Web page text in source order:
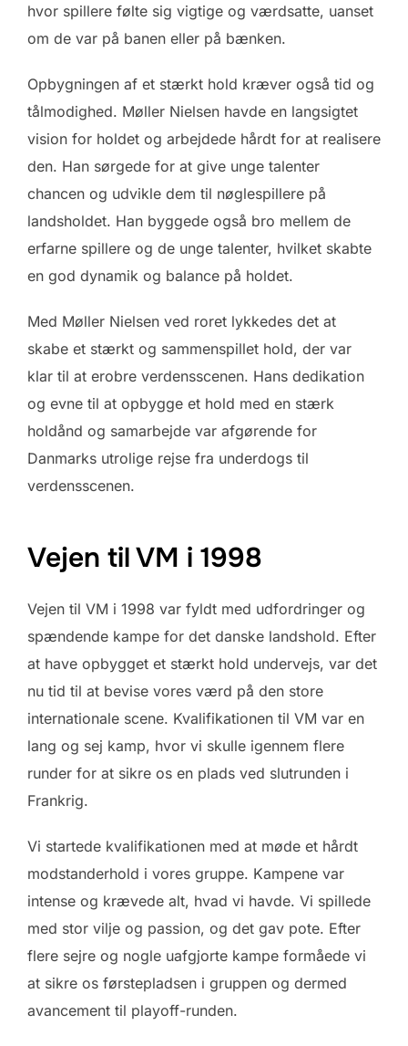
hvor spillere følte sig vigtige og værdsatte, uanset
om de var på banen eller på bænken.
Opbygningen af et stærkt hold kræver også tid og
tålmodighed. Møller Nielsen havde en langsigtet
vision for holdet og arbejdede hårdt for at realisere
den. Han sørgede for at give unge talenter
chancen og udvikle dem til nøglespillere på
landsholdet. Han byggede også bro mellem de
erfarne spillere og de unge talenter, hvilket skabte
en god dynamik og balance på holdet.
Med Møller Nielsen ved roret lykkedes det at
skabe et stærkt og sammenspillet hold, der var
klar til at erobre verdensscenen. Hans dedikation
og evne til at opbygge et hold med en stærk
holdånd og samarbejde var afgørende for
Danmarks utrolige rejse fra underdogs til
verdensscenen.
Vejen til VM i 1998
Vejen til VM i 1998 var fyldt med udfordringer og
spændende kampe for det danske landshold. Efter
at have opbygget et stærkt hold undervejs, var det
nu tid til at bevise vores værd på den store
internationale scene. Kvalifikationen til VM var en
lang og sej kamp, hvor vi skulle igennem flere
runder for at sikre os en plads ved slutrunden i
Frankrig.
Vi startede kvalifikationen med at møde et hårdt
modstanderhold i vores gruppe. Kampene var
intense og krævede alt, hvad vi havde. Vi spillede
med stor vilje og passion, og det gav pote. Efter
flere sejre og nogle uafgjorte kampe formåede vi
at sikre os førstepladsen i gruppen og dermed
avancement til playoff-runden.